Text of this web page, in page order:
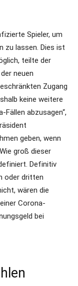
Spieler, um
zu lassen. Dies ist
teilte der
neuen
Zugang
keine weitere
Fällen abzusagen“,
geben, wenn
groß dieser
Definitiv
oder dritten
wären die
Corona-
bei